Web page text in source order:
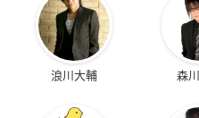
浪川大輔 森